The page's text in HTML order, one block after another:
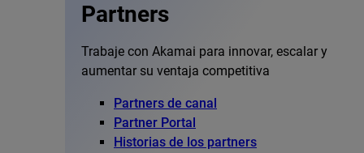
Partners
Trabaje con Akamai para innovar, escalar y
aumentar su ventaja competitiva
Partners de canal
Partner Portal
Historias de los partners